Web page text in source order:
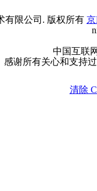
有限公司. 版权所有 京
中国互联
感谢所有关心和支持
清除